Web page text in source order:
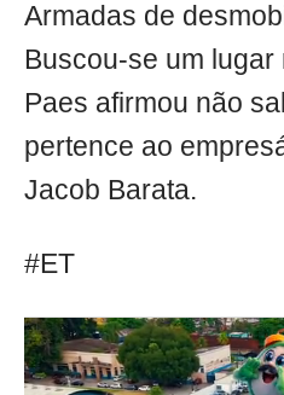
Armadas de
Buscou-se um
Paes afirmou não
pertence ao
Jacob Barata.
#ET